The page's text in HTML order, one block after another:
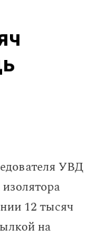
УВД
12 тысяч
на